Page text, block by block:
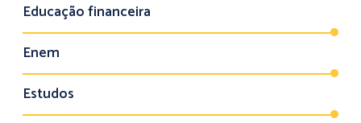
Educação financeira
Enem
Estudos